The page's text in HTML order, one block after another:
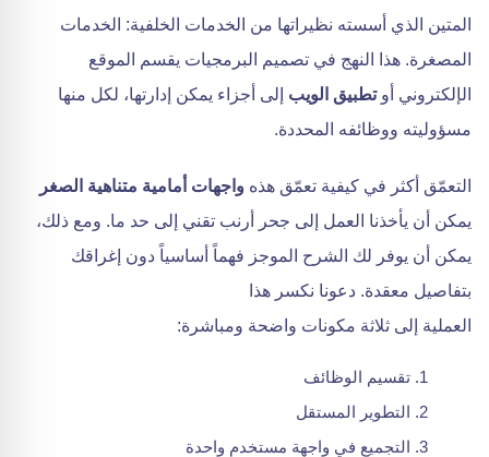
المتين الذي أسسته نظيراتها من الخدمات الخلفية: الخدمات
المصغرة. هذا النهج في تصميم البرمجيات يقسم الموقع
الإلكتروني أوتطبيق الويب إلى أجزاء يمكن إدارتها، لكل منها
مسؤوليته ووظائفه المحددة.
التعمّق أكثر في كيفية تعمّق هذه واجهات أمامية متناهية الصغر
يمكن أن يأخذنا العمل إلى جحر أرنب تقني إلى حد ما. ومع ذلك،
يمكن أن يوفر لك الشرح الموجز فهماً أساسياً دون إغراقك
بتفاصيل معقدة. دعونا نكسر هذا
العملية إلى ثلاثة مكونات واضحة ومباشرة:
تقسيم الوظائف
التطوير المستقل
التجميع في واجهة مستخدم واحدة